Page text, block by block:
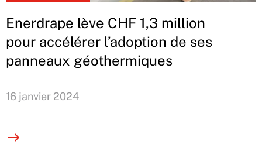
Enerdrape lève CHF 1,3 million
pour accélérer l’adoption de ses
panneaux géothermiques
16 janvier 2024